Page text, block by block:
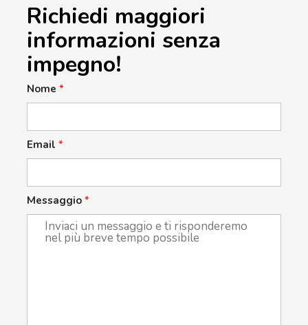
Richiedi maggiori
informazioni senza
impegno!
Nome *
Email *
Messaggio *